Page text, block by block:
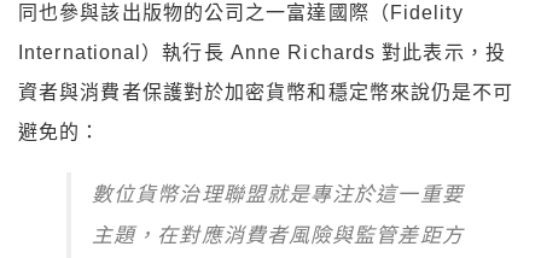
同也參與該出版物的公司之一富達國際（Fidelity
International）執行長 Anne Richards 對此表示，投
資者與消費者保護對於加密貨幣和穩定幣來說仍是不可
避免的：
數位貨幣治理聯盟就是專注於這一重要
主題，在對應消費者風險與監管差距方